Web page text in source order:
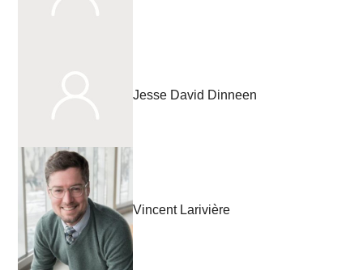
Jesse David Dinneen
Vincent Larivière